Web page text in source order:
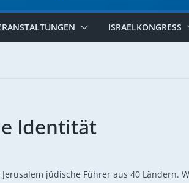
ISRAELKONGRESS
Identität
jüdische Führer aus 40 Ländern.